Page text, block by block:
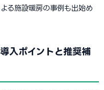
る施設暖房の事例も出始め
入ポイントと推奨補